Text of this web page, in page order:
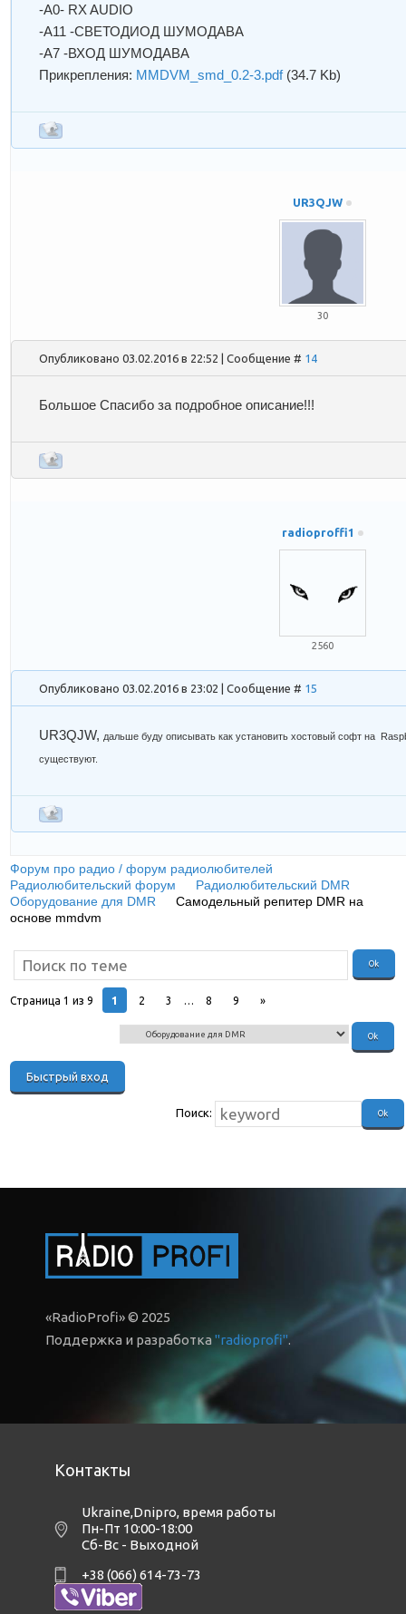
-A0- RX AUDIO
-A11 -СВЕТОДИОД ШУМОДАВА
-А7 -ВХОД ШУМОДАВА
Прикрепления: MMDVM_smd_0.2-3.pdf (34.7 Kb)
UR3QJW
30
Опубликовано 03.02.2016 в 22:52 | Сообщение # 14
Большое Спасибо за подробное описание!!!
radioproffi1
2560
Опубликовано 03.02.2016 в 23:02 | Сообщение # 15
UR3QJW, дальше буду описывать как установить хостовый софт на
существуют.
Форум про радио / форум радиолюбителей
Радиолюбительский форум
Радиолюбительский DMR
Оборудование для DMR
Самодельный репитер DMR на
основе mmdvm
Страница1 из9 1 2 3 … 8 9 »
Поиск:
«RadioProfi» © 2025
Поддержка и разработка"radioprofi".
Контакты
Ukraine,Dnipro, время работы
Пн-Пт 10:00-18:00
Сб-Вс - Выходной
+38 (066) 614-73-73